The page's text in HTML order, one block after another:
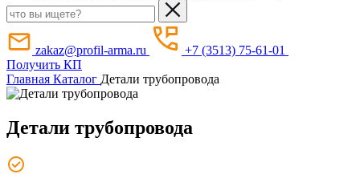
zakaz@profil-arma.ru
+7 (3513) 75-61-01
Получить КП
Главная Каталог Детали трубопровода
Детали трубопровода